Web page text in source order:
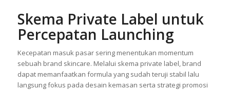
Skema Private Label untuk
Percepatan Launching
Kecepatan masuk pasar sering menentukan momentum
sebuah brand skincare. Melalui skema private label, brand
dapat memanfaatkan formula yang sudah teruji stabil lalu
langsung fokus pada desain kemasan serta strategi promosi